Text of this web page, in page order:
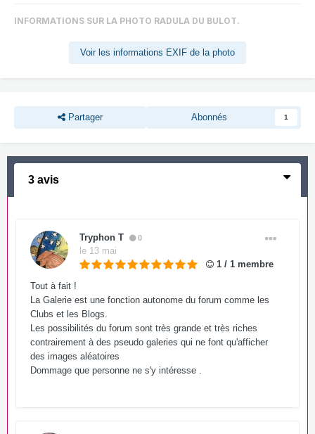
INFORMATIONS SUR LA PHOTO RADULA DU BULOT.
Voir les informations EXIF de la photo
Partager Abonnés 1
3 avis
Tryphon T 0
le 13 mai
1 / 1 membre
Tout à fait !
La Galerie est une fonction autonome du forum comme les
Clubs et les Blogs.
Les possibilités du forum sont très grande et très riches
contrairement à des pseudo galeries qui ne font qu'afficher
des images aléatoires
Dommage que personne ne s'y intéresse .